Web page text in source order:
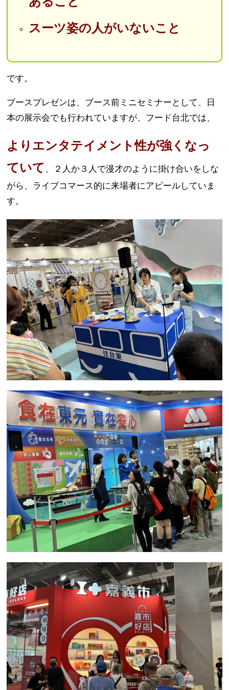
スーツ姿の人がいないこと
です。
ブースプレゼンは、ブース前ミニセミナーとして、日
本の展示会でも行われていますが、フード台北では、
よりエンタテイメント性が強くなっ
ていて 、２人か３人で漫才のように掛け合いをしな
がら、ライブコマース的に来場者にアピールしていま
す。